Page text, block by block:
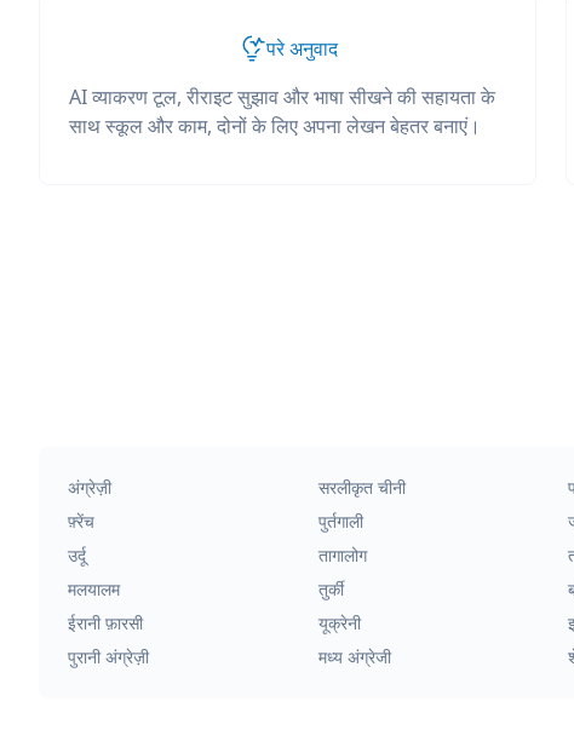
परे अनुवाद
AI व्याकरण टूल, रीराइट सुझाव और भाषा सीखने की सहायता के
साथ स्कूल और काम, दोनों के लिए अपना लेखन बेहतर बनाएं।
अंग्रेज़ी सरलीकृत चीनी
फ़्रेंच
पुर्तगाली
उर्दू
तागालोग
मलयालम
तुर्की
ईरानी फ़ारसी
यूक्रेनी
पुरानी अंग्रेज़ी
मध्य अंग्रेजी